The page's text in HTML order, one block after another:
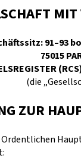
91–93
75015
(die
ZUR